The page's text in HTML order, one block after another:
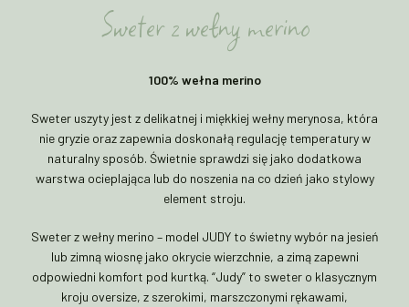
Sweter z wełny merino
100% wełna merino
Sweter uszyty jest z delikatnej i miękkiej wełny merynosa, która
nie gryzie oraz zapewnia doskonałą regulację temperatury w
naturalny sposób. Świetnie sprawdzi się jako dodatkowa
warstwa ocieplająca lub do noszenia na co dzień jako stylowy
element stroju.
Sweter z wełny merino – model JUDY to świetny wybór na jesień
lub zimną wiosnę jako okrycie wierzchnie, a zimą zapewni
odpowiedni komfort pod kurtką. “Judy” to sweter o klasycznym
kroju oversize, z szerokimi, marszczonymi rękawami,